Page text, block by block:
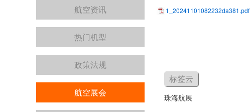
航空资讯
热门机型
政策法规
航空展会
1_20241101082232da381.pdf
标签云
珠海航展